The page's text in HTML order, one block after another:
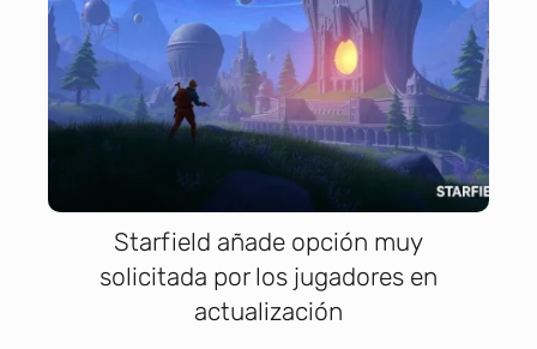
Starfield añade opción muy
solicitada por los jugadores en
actualización